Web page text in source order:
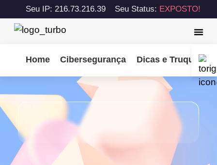
Seu IP: 216.73.216.39 Seu Status: EXPOSTO!
Home Cibersegurança Dicas e Truques